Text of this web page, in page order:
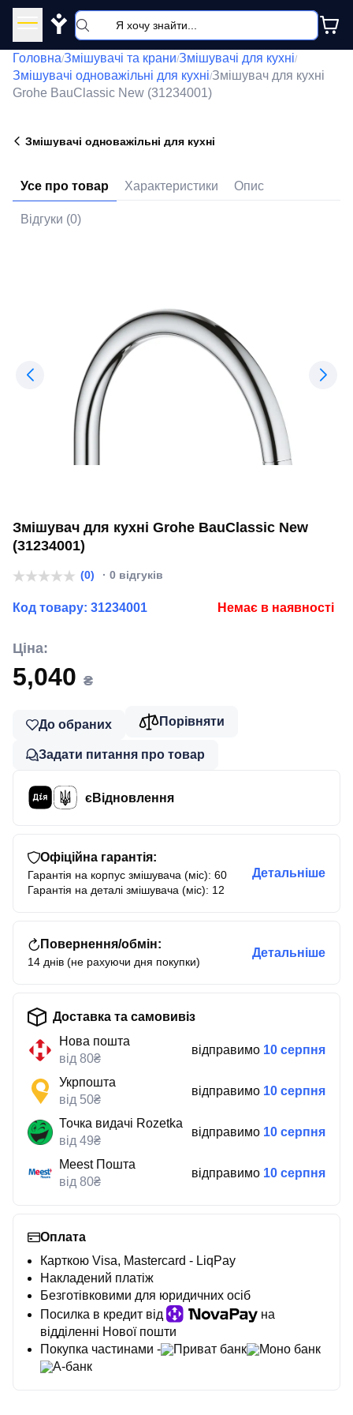
Y
Головна/Змішувачі та крани/Змішувачі для кухні/
Змішувачі одноважільні для кухні/Змішувач для кухні
Grohe BauClassic New (31234001)
Змішувачі одноважільні для кухні
Усе про товар Характеристики Опис
Відгуки (0)
Змішувач для кухні Grohe BauClassic New
(31234001)
(0) · 0 відгуків
Код товару: 31234001 Немає в наявності
Ціна:
5,040 ₴
До обраних Порівняти
Задати питання про товар
єВідновлення
Офіційна гарантія:
Гарантія на корпус змішувача (міс): 60
Гарантія на деталі змішувача (міс): 12
Детальніше
Повернення/обмін:
14 днів (не рахуючи дня покупки)
Детальніше
Доставка та самовивіз
Нова пошта
від 80₴
відправимо 10 серпня
Укрпошта
від 50₴
відправимо 10 серпня
Точка видачі Rozetka
від 49₴
відправимо 10 серпня
Meest Пошта
від 80₴
відправимо 10 серпня
Оплата
Карткою Visa, Mastercard - LiqPay
Накладений платіж
Безготівковими для юридичних осіб
Посилка в кредит від
на
відділенні Нової пошти
Покупка частинами -
Приват банк
Моно банк
А-банк